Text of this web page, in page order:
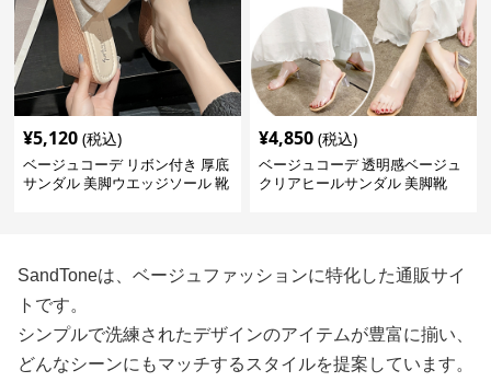
¥5,120 (税込)
ベージュコーデ リボン付き 厚底
サンダル 美脚ウエッジソール 靴
¥4,850 (税込)
ベージュコーデ 透明感ベージュ
クリアヒールサンダル 美脚靴
SandToneは、ベージュファッションに特化した通販サイ
トです。
シンプルで洗練されたデザインのアイテムが豊富に揃い、
どんなシーンにもマッチするスタイルを提案しています。